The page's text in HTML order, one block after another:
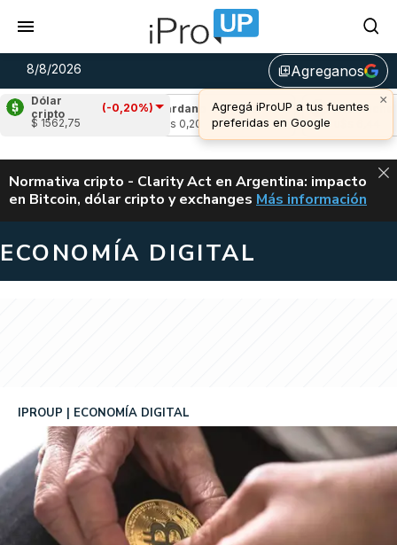
8/8/2026 library_addAgreganos
×
Agregá iProUP a tus fuentes
preferidas en Google
Dólar
cripto
(-0,20%)
$ 1562,75
1,11%) Cardano (-0,71%)
u$s 0,20
Avalanche
u$s 6,44
ALERTA
Normativa cripto - Clarity Act en Argentina: impacto
en Bitcoin, dólar cripto y exchanges CLARITY ACT EN
Más información
ECONOMÍA DIGITAL
IPROUP ECONOMÍA DIGITAL